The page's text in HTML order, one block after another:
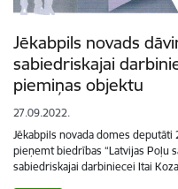
Jēkabpils novads
sabiedriskajai
piemiņas objektu
27.09.2022.
Jēkabpils novada domes
pieņemt biedrības “Latvijas Poļu
sabiedriskajai darbiniecei Itai